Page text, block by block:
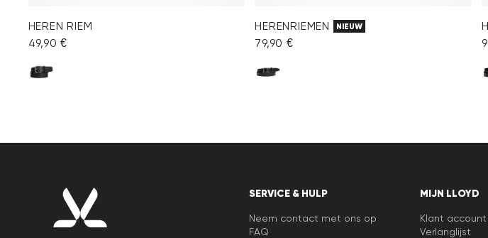
HEREN RIEM
49,90 €
HERENRIEMEN NIEUW
79,90 €
SERVICE & HULP
Neem contact met ons op
FAQ
MIJN LLOYD
Klant account
Verlanglijst